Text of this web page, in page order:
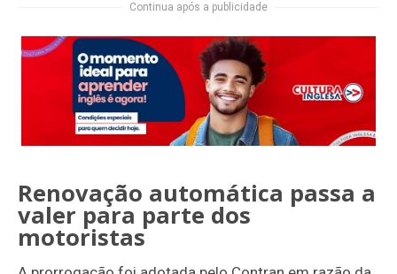
Continua após a publicidade
Renovação automática passa a
valer para parte dos
motoristas